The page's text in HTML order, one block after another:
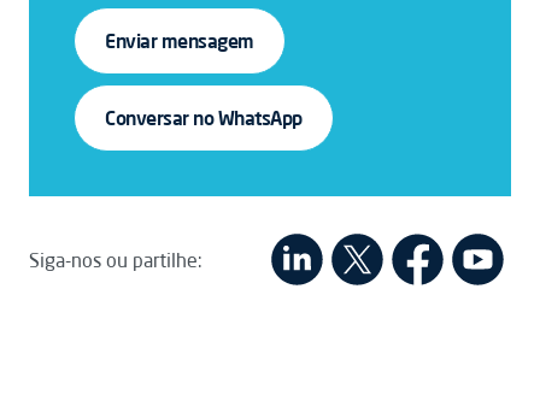
Enviar mensagem
Conversar no WhatsApp
Siga-nos ou partilhe: